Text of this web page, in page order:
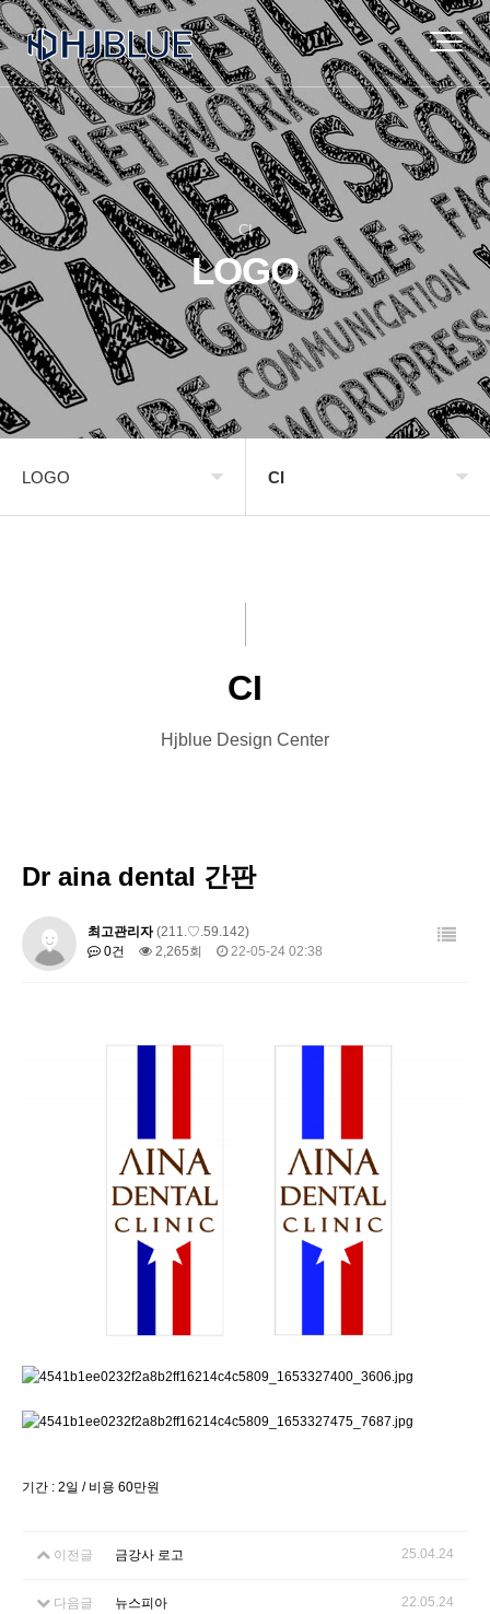
CI
LOGO
LOGO CI
CI
Hjblue Design Center
Dr aina dental 간판
최고관리자(211.♡.59.142)
0건
2,265회 22-05-24 02:38
기간 : 2일 / 비용 60만원
이전글 금강사 로고 25.04.24
다음글 뉴스피아 22.05.24